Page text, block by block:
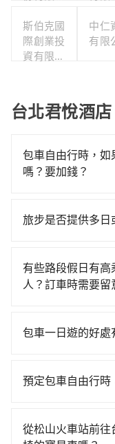
斯伯克國
際創業投
資有限公
中仁
有限
台北君悅酒
包車自由行時，
嗎？要加錢？
旅步可能會根據行
我們會透過Email
心地享受旅步為您
旅步是否提供多日
專人回覆您。
有些路段假日有
人？訂車時需要留
道路安全，政府會
有身心障礙證明、
包車一日遊的好處
願和需要來安排行
環境中專心欣賞當
預定包車自由行時
沒有到達海拔1500
從松山火車站前